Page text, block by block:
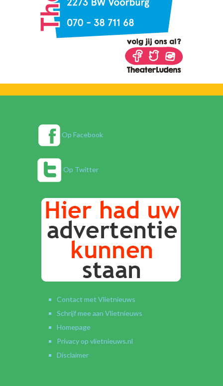
Op Facebook
Op Twitter
Contact met Vlietnieuws
Schrijf mee aan Vlietnieuws
Homepage
Privacy op vlietnieuws.nl
Disclaimer